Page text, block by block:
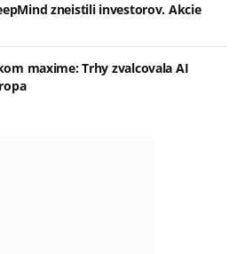
zneistili investorov. Akcie
maxime: Trhy zvalcovala AI